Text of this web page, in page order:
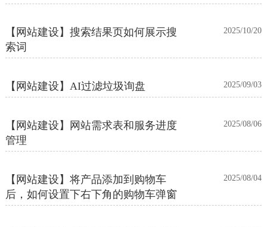
【网站建设】搜索结果页如何展示搜
索词
2025/10/20
【网站建设】AI过滤垃圾询盘 2025/09/03
【网站建设】网站需求表和服务进度
管理
2025/08/06
【网站建设】将产品添加到购物车
后，如何设置下右下角的购物车弹窗
2025/08/04